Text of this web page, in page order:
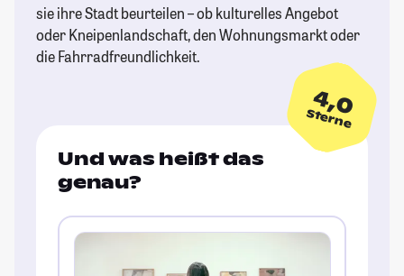
sie ihre Stadt beurteilen – ob kulturelles Angebot
oder Kneipenlandschaft, den Wohnungsmarkt oder
die Fahrradfreundlichkeit.
4,0
Sterne
Und was heißt das
genau?